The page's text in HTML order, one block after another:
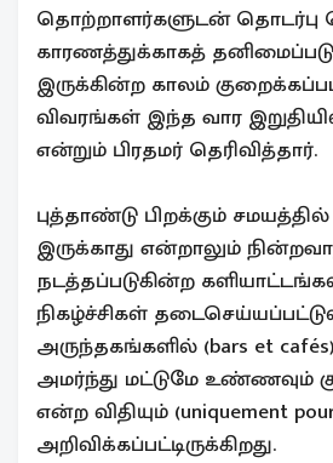
தொற்றாளர்களுடன் தொடர்பு
காரணத்துக்காகத்
இருக்கின்ற காலம்
விவரங்கள் இந்த வார
என்றும் பிரதமர் தெரிவித்தார்.
புத்தாண்டு பிறக்கும்
இருக்காது என்றாலும்
நடத்தப்படுகின்ற
நிகழ்ச்சிகள்
அருந்தகங்களில் (bars et
அமர்ந்து மட்டுமே உண்ணவும்
என்ற விதியும் (uniquement
அறிவிக்கப்பட்டிருக்கிறது.